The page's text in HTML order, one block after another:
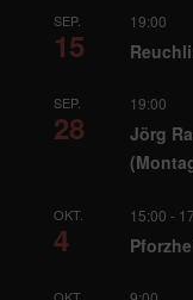
SEP.
15
19:00
SEP.
28
19:00
Jörg
OKT.
4
15:00 -